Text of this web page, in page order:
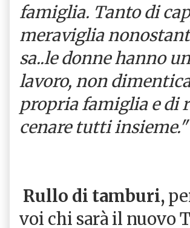
famiglia. Tanto di
meraviglia
sa..le donne hanno
lavoro, non
propria famiglia e di
cenare tutti insieme."
Rullo di tamburi,
voi chi sarà il nuovo